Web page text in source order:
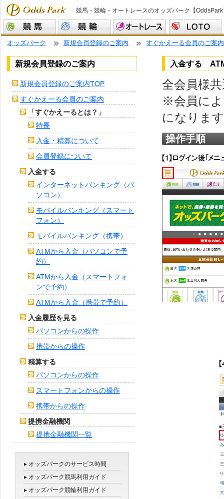
競馬・競輪・オートレースのオッズパーク【
オッズパーク 新規会員登録のご案内 すぐかえーる会員のご案内
新規会員登録のご案内
新規会員登録のご案内TOP
すぐかえーる会員のご案内
「すぐかえーるとは？」
特長
入金・精算について
会員登録について
入金する
インターネットバンキング（パ
ソコン）
モバイルバンキング（スマート
フォン）
モバイルバンキング（携帯）
ATMから入金（パソコンで予
約）
ATMから入金（スマートフォ
ンで予約）
ATMから入金（携帯で予約）
入金履歴を見る
パソコンからの操作
携帯からの操作
精算する
パソコンからの操作
スマートフォンからの操作
携帯からの操作
提携金融機関
提携金融機関一覧
▸ オッズパークのサービス時間
▸ オッズパーク競馬利用ガイド
▸ オッズパーク競輪利用ガイド
入金する
全会員様
※会員によ
になりま
操作手順